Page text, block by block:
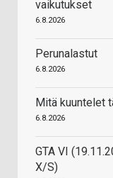
vaikutukset
6.8.2026
Perunalastut
6.8.2026
Mitä kuuntelet
6.8.2026
GTA VI
X/S)